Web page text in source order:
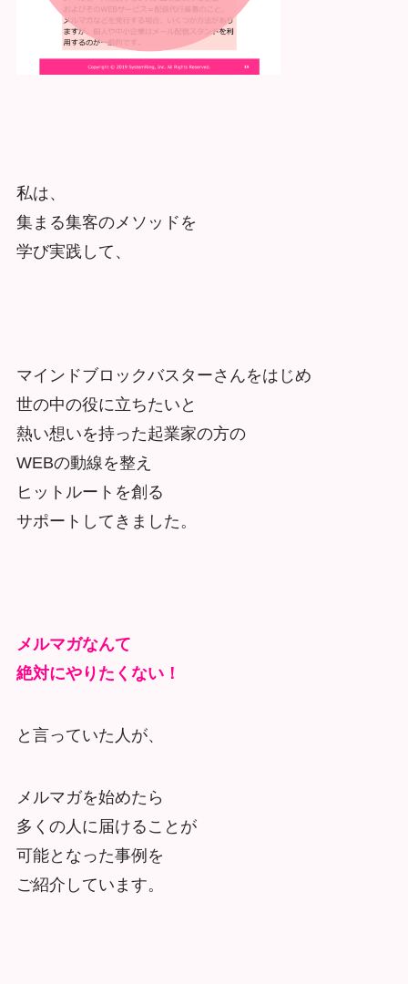
私は、
集まる集客のメソッドを
学び実践して、
マインドブロックバスターさんをはじめ
世の中の役に立ちたいと
熱い想いを持った起業家の方の
WEBの動線を整え
ヒットルートを創る
サポートしてきました。
メルマガなんて
絶対にやりたくない！
と言っていた人が、
メルマガを始めたら
多くの人に届けることが
可能となった事例を
ご紹介しています。